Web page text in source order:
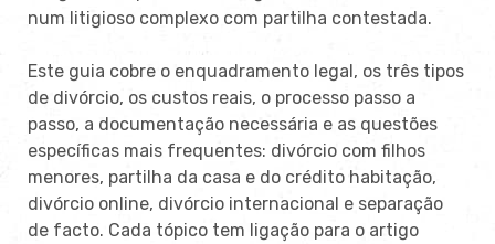
num litigioso complexo com partilha contestada.
Este guia cobre o enquadramento legal, os três tipos
de divórcio, os custos reais, o processo passo a
passo, a documentação necessária e as questões
específicas mais frequentes: divórcio com filhos
menores, partilha da casa e do crédito habitação,
divórcio online, divórcio internacional e separação
de facto. Cada tópico tem ligação para o artigo